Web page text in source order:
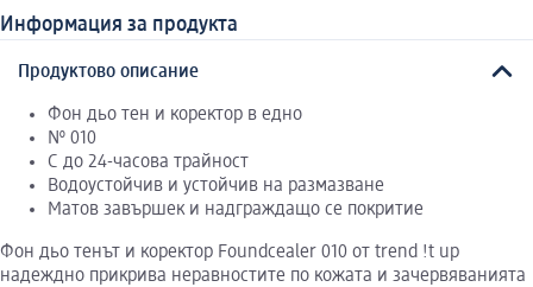
Информация за продукта
Продуктово описание
Фон дьо тен и коректор в едно
№ 010
С до 24-часова трайност
Водоустойчив и устойчив на размазване
Матов завършек и надграждащо се покритие
Фон дьо тенът и коректор Foundcealer 010 от trend !t up
надеждно прикрива неравностите по кожата и зачервяванията